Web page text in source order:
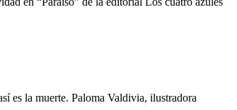
es la muerte. Paloma Valdivia, ilustradora